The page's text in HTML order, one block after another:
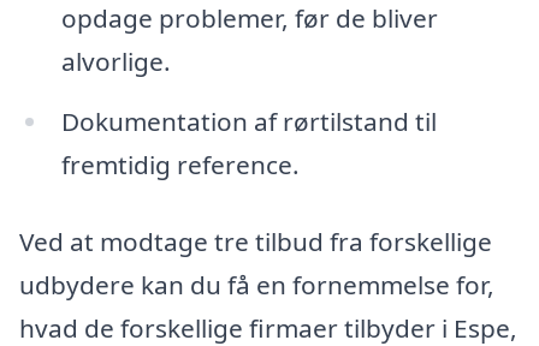
opdage problemer, før de bliver
alvorlige.
Dokumentation af rørtilstand til
fremtidig reference.
Ved at modtage tre tilbud fra forskellige
udbydere kan du få en fornemmelse for,
hvad de forskellige firmaer tilbyder i Espe,